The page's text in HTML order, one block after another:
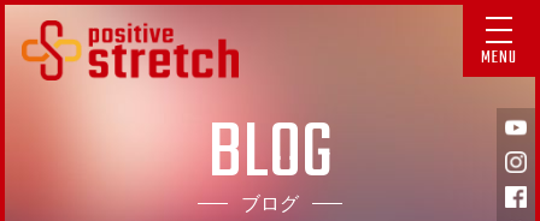
MENU
BLOG
ブログ